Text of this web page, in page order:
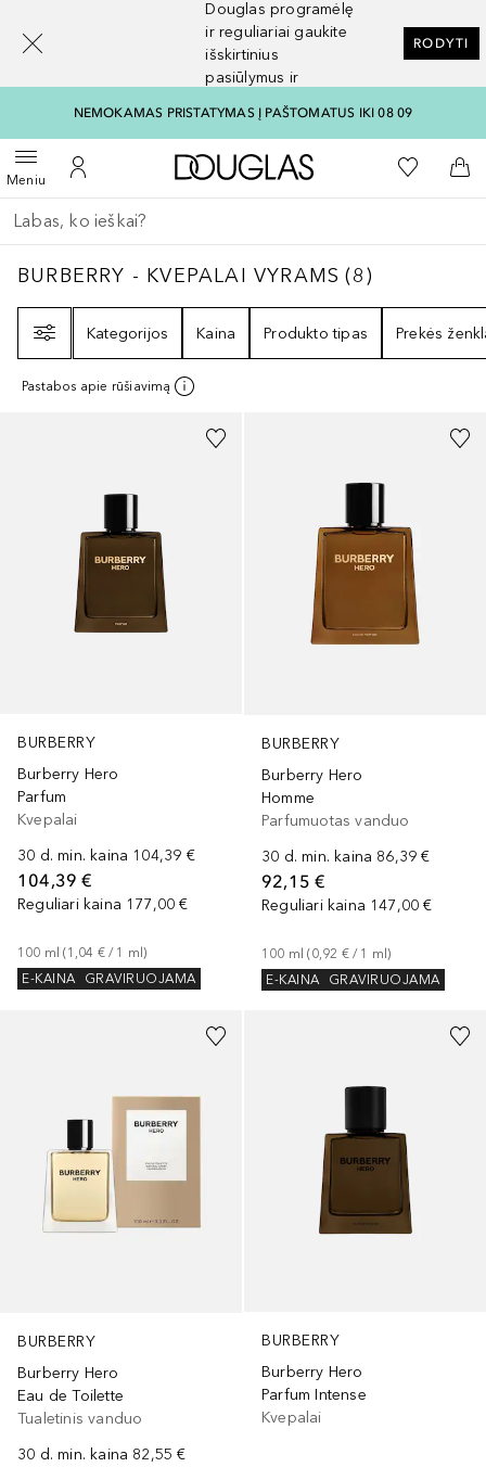
Douglas programėlę
ir reguliariai gaukite
išskirtinius
pasiūlymus ir
RODYTI
NEMOKAMAS PRISTATYMAS Į PAŠTOMATUS IKI 08 09
MeniuAtidaryti meniuĮ mano paskyrą
Į Douglas pagrindinį
Į mano
Į
Grįžk atgal
Vykdykite paiešką
BURBERRY - KVEPALAI VYRAMS8
BURBERRY - KVEPALAI VYRAMS (8)
Kategorijos
Kaina Produkto tipas Prekės
Pastabos apie rūšiavimą
BURBERRY
Burberry Hero
Parfum
Kvepalai
30 d. min. kaina 104,39 €
104,39 €
Reguliari kaina 177,00 €
100 ml (1,04 € / 1 ml)
E-KAINA
GRAVIRUOJAMA
BURBERRY
Burberry Hero
Homme
Parfumuotas vanduo
30 d. min. kaina 86,39 €
92,15 €
Reguliari kaina 147,00 €
100 ml (0,92 € / 1 ml)
E-KAINA
GRAVIRUOJAMA
BURBERRY
Burberry Hero
Eau de Toilette
Tualetinis vanduo
30 d. min. kaina 82,55 €
BURBERRY
Burberry Hero
Parfum Intense
Kvepalai
[navigation.slideout.screenreader]